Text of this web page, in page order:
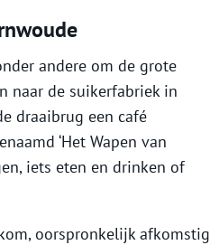
andere om de grote
naar de suikerfabriek in
draaibrug een café
‘Het Wapen van
iets eten en drinken of
oorspronkelijk afkomstig